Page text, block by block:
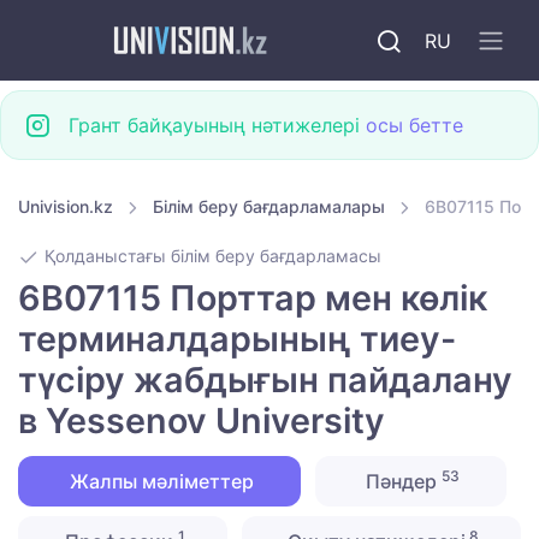
RU
Грант байқауының нәтижелері осы бетте
Univision.kz Білім беру бағдарламалары 6B07115
Қолданыстағы білім беру бағдарламасы
6B07115 Порттар мен көлік
терминалдарының тиеу-
түсіру жабдығын пайдалану
в Yessenov University
Жалпы мәліметтер Пәндер 53